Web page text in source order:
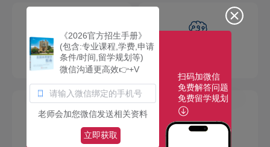
校园环境优美
国际交流广泛
《2026官方招生手册》
(包含:专业课程,学费,申请
条件/时间,留学规划等)
微信沟通更高效👉+V
老师会加您微信发送相关资料
立即获取
扫码加微信
免费解答问题
免费留学规划